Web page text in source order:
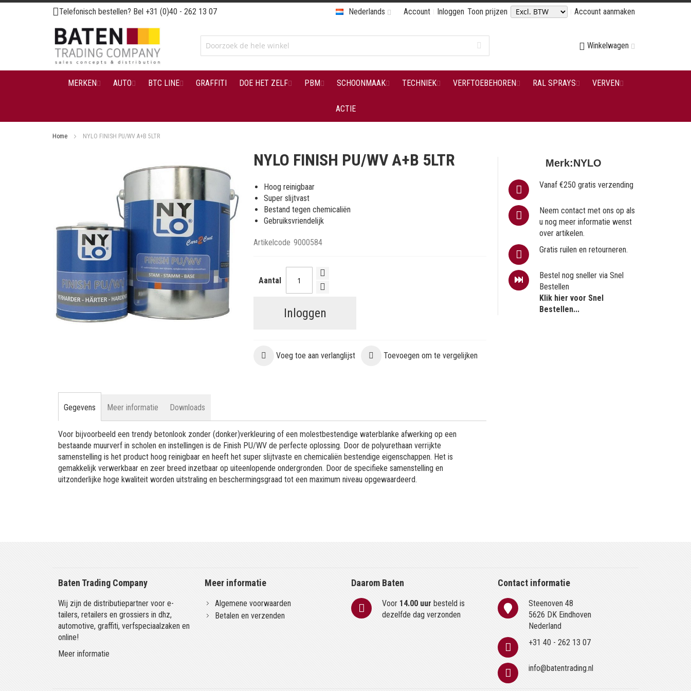
Ga
naar
de
inhoud
Telefonisch bestellen? Bel +31 (0)40 - 262 13 07 Account Inloggen Toon prijzen Account aanmaken
Nederlands
Winkelwagen
MERKEN AUTO BTC LINE GRAFFITI DOE HET ZELF PBM SCHOONMAAK TECHNIEK VERFTOEBEHOREN RAL SPRAYS VERVEN
ACTIE
Home NYLO FINISH PU/WV A+B 5LTR
afbeeldingen-
van
afbeeldingen-
NYLO FINISH PU/WV A+B 5LTR
Hoog reinigbaar
Super slijtvast
Bestand tegen chemicaliën
Gebruiksvriendelijk
Artikelcode 9000584
Aantal
Inloggen
Voeg toe aan verlanglijst Toevoegen om te vergelijken
Merk:NYLO
Vanaf €250 gratis verzending
Neem contact met ons op als
u nog meer informatie wenst
over artikelen.
Gratis ruilen en retourneren.
Bestel nog sneller via Snel
Bestellen
Klik hier voor Snel
Bestellen...
Gegevens
Voor bijvoorbeeld een trendy betonlook zonder (donker)verkleuring of een molestbestendige waterblanke afwerking op een
bestaande muurverf in scholen en instellingen is de Finish PU/WV de perfecte oplossing. Door de polyurethaan verrijkte
samenstelling is het product hoog reinigbaar en heeft het super slijtvaste en chemicaliën bestendige eigenschappen. Het is
gemakkelijk verwerkbaar en zeer breed inzetbaar op uiteenlopende ondergronden. Door de specifieke samenstelling en
uitzonderlijke hoge kwaliteit worden uitstraling en beschermingsgraad tot een maximum niveau opgewaardeerd.
Meer informatie Downloads
Baten Trading Company
Wij zijn de distributiepartner voor e-
tailers, retailers en grossiers in dhz,
automotive, graffiti, verfspeciaalzaken en
online!
Meer informatie
Meer informatie
Algemene voorwaarden
Betalen en verzenden
Daarom Baten
Voor 14.00 uur besteld is
dezelfde dag verzonden
Contact informatie
Steenoven 48
5626 DK Eindhoven
Nederland
+31 40 - 262 13 07
info@batentrading.nl